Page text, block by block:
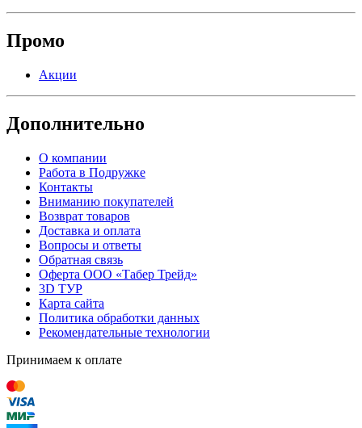
Промо
Акции
Дополнительно
О компании
Работа в Подружке
Контакты
Вниманию покупателей
Возврат товаров
Доставка и оплата
Вопросы и ответы
Обратная связь
Оферта ООО «Табер Трейд»
3D ТУР
Карта сайта
Политика обработки данных
Рекомендательные технологии
Принимаем к оплате